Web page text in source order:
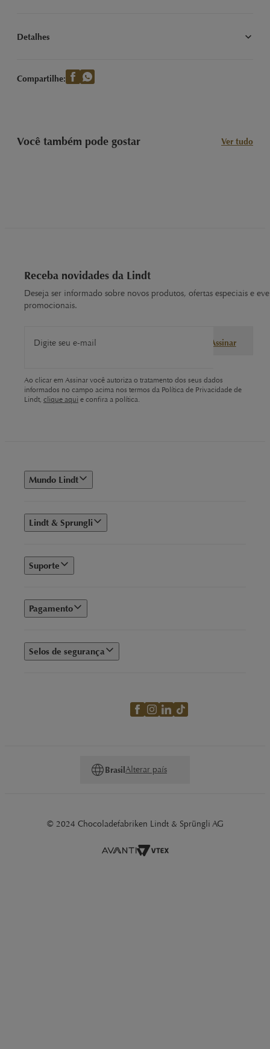
Detalhes
Lindt. Tablete de chocolate ao leite irresistivelmente cremoso,
Compartilhe:
Você também pode gostar Ver tudo
Receba novidades da Lindt
Deseja ser informado sobre novos produtos, ofertas especiais e
promocionais.
Digite seu e-mail Assinar
Ao clicar em Assinar você autoriza o tratamento dos seus dados
informados no campo acima nos termos da Política de Privacidade de
Lindt, clique aqui e confira a política.
Mundo Lindt
Lindt & Sprungli
Suporte
Pagamento
Selos de segurança
BrasilAlterar país
© 2024 Chocoladefabriken Lindt & Sprüngli AG